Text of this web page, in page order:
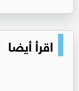
اقرأ أيضا